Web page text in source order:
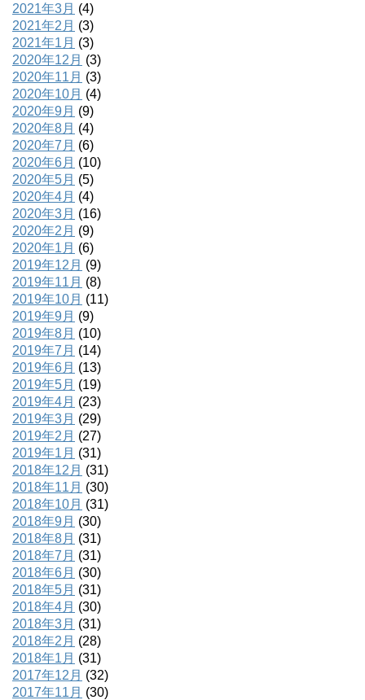
2021年3月 (4)
2021年2月 (3)
2021年1月 (3)
2020年12月 (3)
2020年11月 (3)
2020年10月 (4)
2020年9月 (9)
2020年8月 (4)
2020年7月 (6)
2020年6月 (10)
2020年5月 (5)
2020年4月 (4)
2020年3月 (16)
2020年2月 (9)
2020年1月 (6)
2019年12月 (9)
2019年11月 (8)
2019年10月 (11)
2019年9月 (9)
2019年8月 (10)
2019年7月 (14)
2019年6月 (13)
2019年5月 (19)
2019年4月 (23)
2019年3月 (29)
2019年2月 (27)
2019年1月 (31)
2018年12月 (31)
2018年11月 (30)
2018年10月 (31)
2018年9月 (30)
2018年8月 (31)
2018年7月 (31)
2018年6月 (30)
2018年5月 (31)
2018年4月 (30)
2018年3月 (31)
2018年2月 (28)
2018年1月 (31)
2017年12月 (32)
2017年11月 (30)